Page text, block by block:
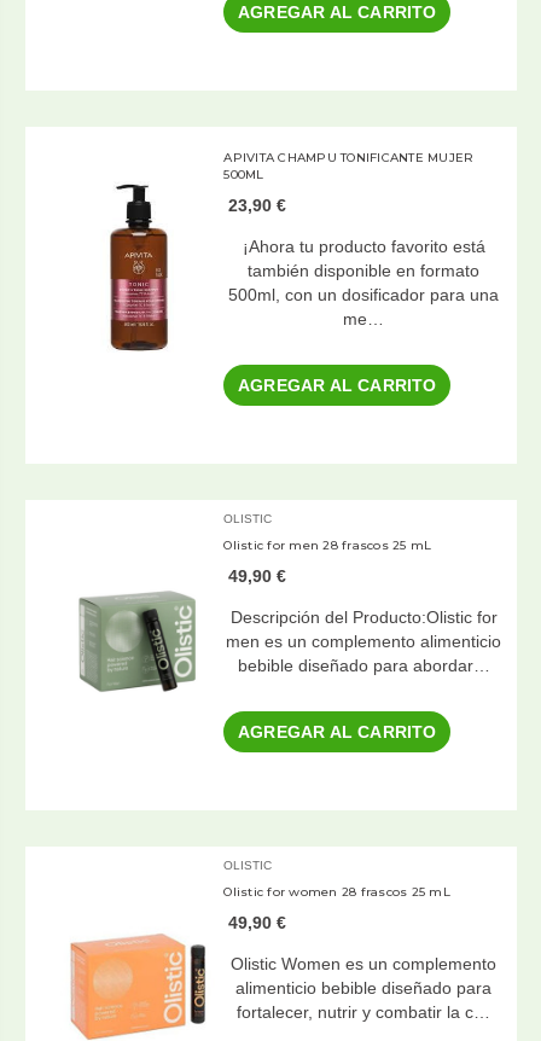
AGREGAR AL CARRITO
APIVITA CHAMPU TONIFICANTE MUJER
500ML
23,90 €
¡Ahora tu producto favorito está
también disponible en formato
500ml, con un dosificador para una
me…
AGREGAR AL CARRITO
OLISTIC
Olistic for men 28 frascos 25 mL
49,90 €
Descripción del Producto:Olistic for
men es un complemento alimenticio
bebible diseñado para abordar…
AGREGAR AL CARRITO
OLISTIC
Olistic for women 28 frascos 25 mL
49,90 €
Olistic Women es un complemento
alimenticio bebible diseñado para
fortalecer, nutrir y combatir la c…